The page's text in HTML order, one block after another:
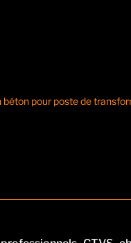
pour poste de